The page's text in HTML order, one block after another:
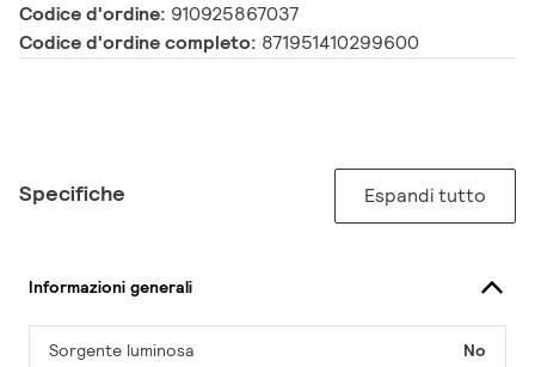
Codice d'ordine: 910925867037
Codice d'ordine completo: 871951410299600
Specifiche Espandi tutto
Informazioni generali
Sorgente luminosa
No